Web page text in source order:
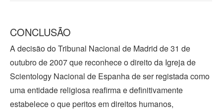
CONCLUSÃO
A decisão do Tribunal Nacional de Madrid de 31 de
outubro de 2007 que reconhece o direito da Igreja de
Scientology Nacional de Espanha de ser registada como
uma entidade religiosa reafirma e definitivamente
estabelece o que peritos em direitos humanos,